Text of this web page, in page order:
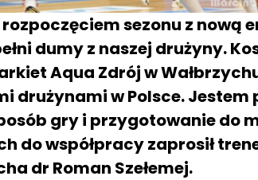
sezonu z nową
dumy z naszej drużyny.
Aqua Zdrój w
drużynami w Polsce. Jestem
gry i przygotowanie do
do współpracy zaprosił
dr Roman Szełemej.